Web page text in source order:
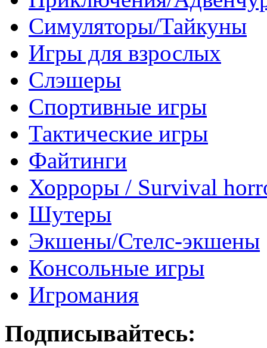
Симуляторы/Тайкуны
Игры для взрослых
Слэшеры
Спортивные игры
Тактические игры
Файтинги
Хорроры / Survival
Шутеры
Экшены/Стелс-экшены
Консольные игры
Игромания
Подписывайтесь: